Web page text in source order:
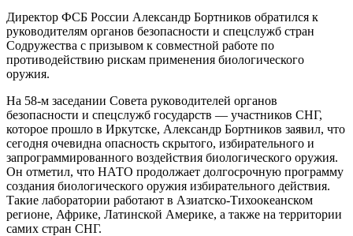
Директор ФСБ России Александр Бортников обратился к
руководителям органов безопасности и спецслужб стран
Содружества с призывом к совместной работе по
противодействию рискам применения биологического
оружия.
На 58-м заседании Совета руководителей органов
безопасности и спецслужб государств — участников СНГ,
которое прошло в Иркутске, Александр Бортников заявил, что
сегодня очевидна опасность скрытого, избирательного и
запрограммированного воздействия биологического оружия.
Он отметил, что НАТО продолжает долгосрочную программу
создания биологического оружия избирательного действия.
Такие лаборатории работают в Азиатско-Тихоокеанском
регионе, Африке, Латинской Америке, а также на территории
самих стран СНГ.